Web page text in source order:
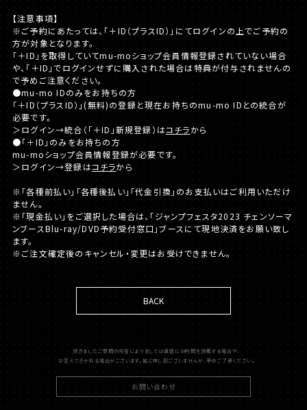
【注意事項】
※ご予約にあたっては、「＋ID（プラスID）」にてログインの上でご予約の
方が対象となります。
「＋ID」を取得していてmu-moショップ会員情報登録されていない場合
や、「＋ID」でログインせずに購入された場合は特典が付与されませんの
で予めご注意ください。
●mu-mo IDのみをお持ちの方
「＋ID（プラスID）」(無料)の登録と現在お持ちのmu-mo IDとの統合が
必要です。
＞ログイン→統合（「＋ID」新規登録）はコチラから
●「＋ID」のみをお持ちの方
mu-moショップ会員情報登録が必要です。
＞ログイン→登録はコチラから
※「各種前払い」「各種後払い」「代金引換」のお支払いはご利用いただけ
ません。
※「現金払い」をご選択した場合は、「ジャンプフェスタ2023 チェンソーマ
ンブースBlu-ray/DVD予約受付窓口」ブースにて現地決済をお願い致し
ます。
※ご注文確定後のキャンセル・変更はお受けできません。
BACK
頂きましたご質問の内容によりましては返信にお時間を頂戴する場合や、
お答えできかねる場合がございます。誠に申し訳ございませんが、予めご了承ください。
お問い合わせ